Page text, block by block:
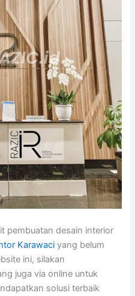
pembuatan desain interior
Karawaci yang belum
ini, silakan
juga via online untuk
solusi terbaik